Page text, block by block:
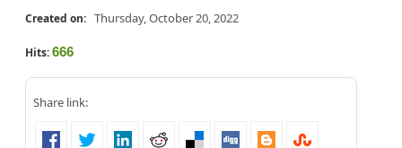
Created on: Thursday, October 20, 2022
Hits:666
Share link: